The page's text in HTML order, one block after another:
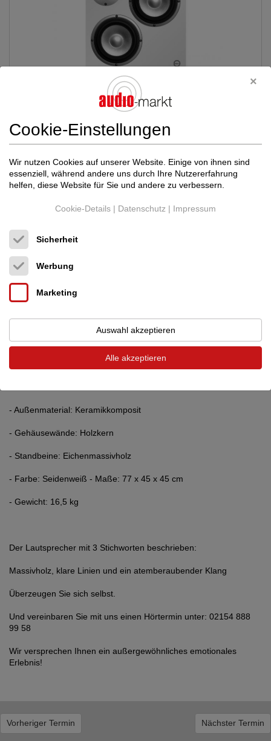
Wir freuen uns und sind stolz ein neues Lautsprecher Produkt
Siegen.
Vorab einige Technische Daten:
- 2-Wege Standlautsprecher
- Low-Resistance-Prinzip mit frei spielendem Tiefmitteltönern
- Außenmaterial: Keramikkomposit
- Gehäusewände: Holzkern
- Standbeine: Eichenmassivholz
- Farbe: Seidenweiß - Maße: 77 x 45 x 45 cm
- Gewicht: 16,5 kg
Der Lautsprecher mit 3 Stichworten beschrieben:
Massivholz, klare Linien und ein atemberaubender Klang
Überzeugen Sie sich selbst.
Und vereinbaren Sie mit uns einen Hörtermin unter: 02154 888
99 58
Wir versprechen Ihnen ein außergewöhnliches emotionales
Erlebnis!
Vorheriger Termin Nächster Termin
Cookie-Einstellungen
Wir nutzen Cookies auf unserer Website. Einige von ihnen sind
essenziell, während andere uns durch Ihre Nutzererfahrung
helfen, diese Website für Sie und andere zu verbessern.
Cookie-Details | Datenschutz | Impressum
Sicherheit
Werbung
Marketing
Auswahl akzeptieren
Alle akzeptieren